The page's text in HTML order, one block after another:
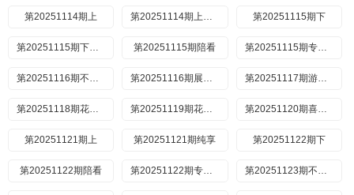
第20251114期上 第20251114期上纯享 第20251115期下
第20251115期下纯享 第20251115期陪看 第20251115期专门陪你看
第20251116期不好笑惩罚室 第20251116期展演版 第20251117期游戏时间
第20251118期花絮合集 第20251119期花絮合集 第20251120期喜人聚会
第20251121期上 第20251121期纯享 第20251122期下
第20251122期陪看 第20251122期专门陪你看 第20251123期不好笑惩罚室